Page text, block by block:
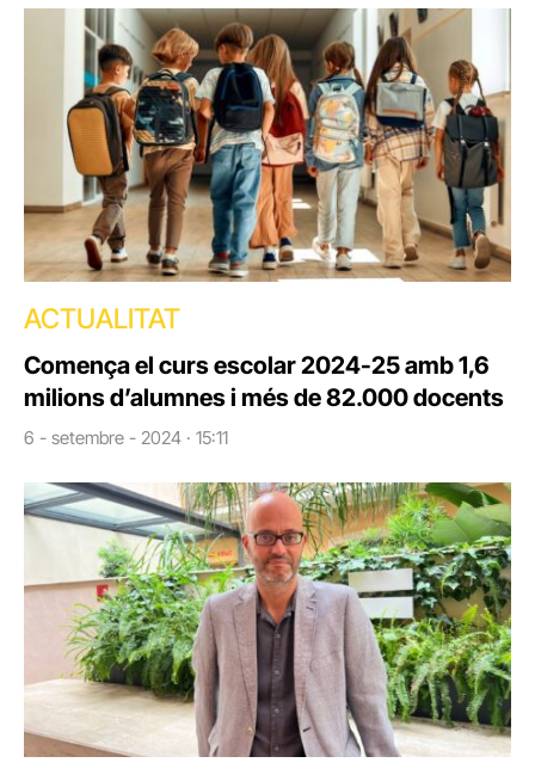
ACTUALITAT
Comença el curs escolar 2024-25 amb 1,6
milions d’alumnes i més de 82.000 docents
6 - setembre - 2024 · 15:11